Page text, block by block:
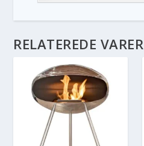
RELATEREDE VARER